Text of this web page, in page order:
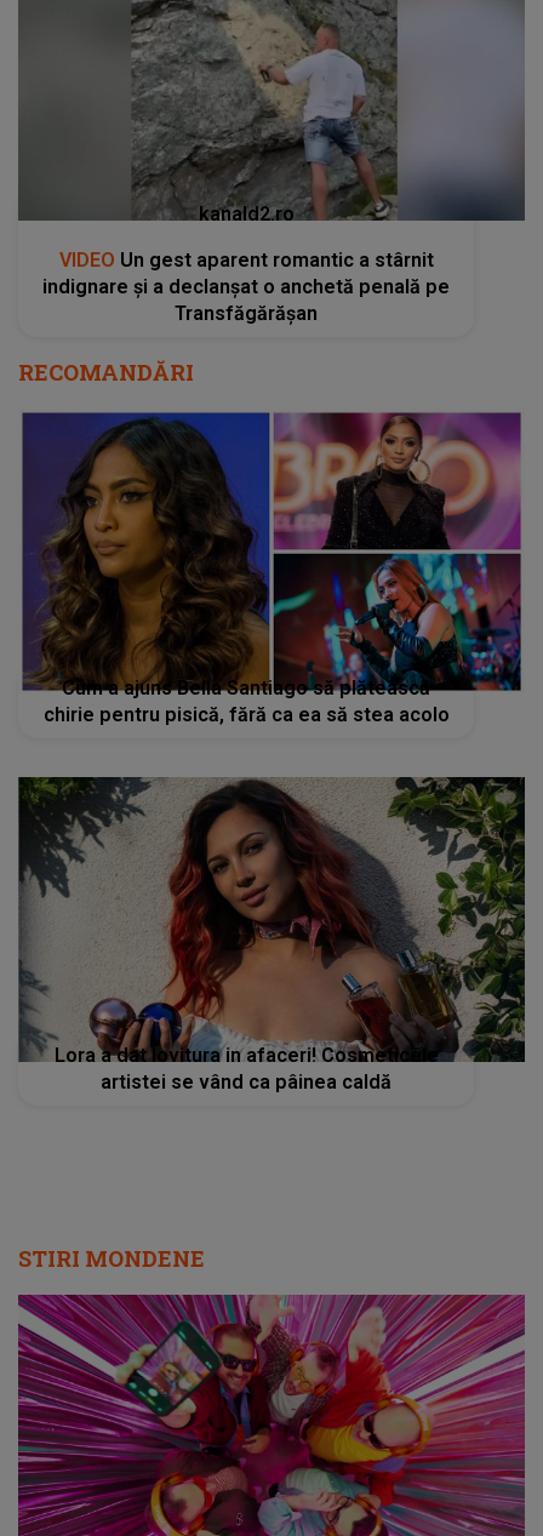
kanald2.ro
VIDEO Un gest aparent romantic a stârnit
indignare și a declanșat o anchetă penală pe
Transfăgărășan
RECOMANDĂRI
Cum a ajuns Bella Santiago să plătească
chirie pentru pisică, fără ca ea să stea acolo
Lora a dat lovitura in afaceri! Cosmeticele
artistei se vând ca pâinea caldă
STIRI MONDENE